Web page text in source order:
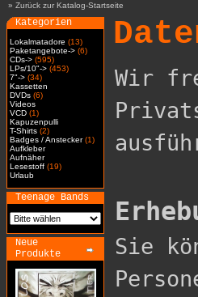
» Zurück zur Katalog-Startseite
Kategorien
Lokalmatadore (13)
Paketangebote-> (6)
CDs-> (595)
LPs/10"-> (453)
7"-> (34)
Kassetten
DVDs (6)
Videos
VCD (1)
Kapuzenpulli
T-Shirts (2)
Badges / Anstecker(1)
Aufkleber
Aufnäher
Lesestoff (19)
Urlaub
Teenage Bands
Neue
Produkte
Wir
Sie